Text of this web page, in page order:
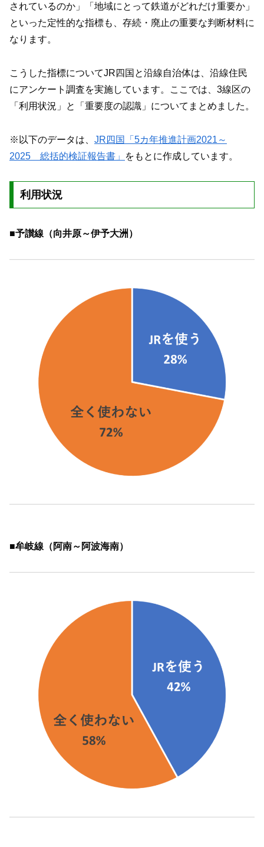
されているのか」「地域にとって鉄道がどれだけ重要か」
といった定性的な指標も、存続・廃止の重要な判断材料に
なります。
こうした指標についてJR四国と沿線自治体は、沿線住民
にアンケート調査を実施しています。ここでは、3線区の
「利用状況」と「重要度の認識」についてまとめました。
※以下のデータは、 JR四国「5カ年推進計画2021～
2025 総括的検証報告書」
をもとに作成しています。
利用状況
■予讃線（向井原～伊予大洲）
■牟岐線（阿南～阿波海南）